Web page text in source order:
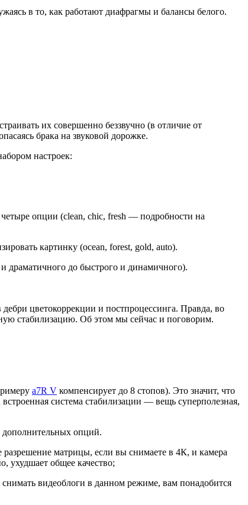
в то, как работают диафрагмы и балансы белого.
их совершенно беззвучно (в отличие от
брака на звуковой дорожке.
настроек:
опции (clean, chic, fresh — подробности на
картинку (ocean, forest, gold, auto).
драматичного до быстрого и динамичного).
цветокоррекции и постпроцессинга. Правда, во
стабилизацию. Об этом мы сейчас и поговорим.
a7R V компенсирует до 8 стопов). Это значит, что
система стабилизации — вещь суперполезная,
дополнительных опций.
разрешение матрицы, если вы снимаете в 4К, и камера
ухудшает общее качество;
видеоблоги в данном режиме, вам понадобится